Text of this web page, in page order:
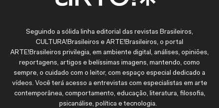
Seguindo a sólida linha editorial das revistas Brasileiros,
CULTURA!Brasileiros e ARTE!Brasileiros, o portal
ARTE!Brasileiros privilegia, em ambiente digital, análises, opiniões,
reportagens, artigos e belíssimas imagens, mantendo, como
sempre, o cuidado com o leitor, com espaço especial dedicado a
vídeos. Você terá acesso a entrevistas com especialistas em arte
contemporânea, comportamento, educação, literatura, filosofia,
psicanálise, política e tecnologia.